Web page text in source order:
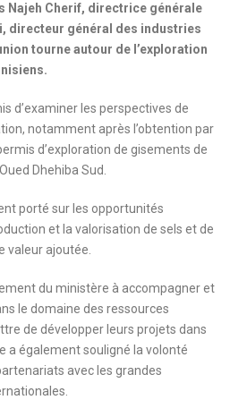
Najeh Cherif, directrice générale
directeur général des industries
tourne autour de l’exploration
d’examiner les perspectives de
notamment après l’obtention par
d’exploration de gisements de
Dhehiba Sud.
porté sur les opportunités
et la valorisation de sels et de
valeur ajoutée.
du ministère à accompagner et
le domaine des ressources
de développer leurs projets dans
a également souligné la volonté
avec les grandes